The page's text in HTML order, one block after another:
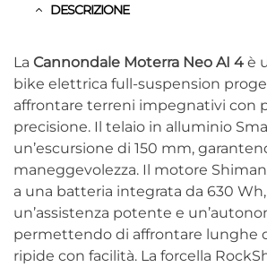
DESCRIZIONE
La Cannondale Moterra Neo AI 4 è
bike elettrica full-suspension
affrontare terreni impegnativi con
precisione. Il telaio in alluminio
un’escursione di 150 mm,
maneggevolezza. Il motore
a una batteria integrata da 630
un’assistenza potente e
permettendo di affrontare lunghe
ripide con facilità. La forcella